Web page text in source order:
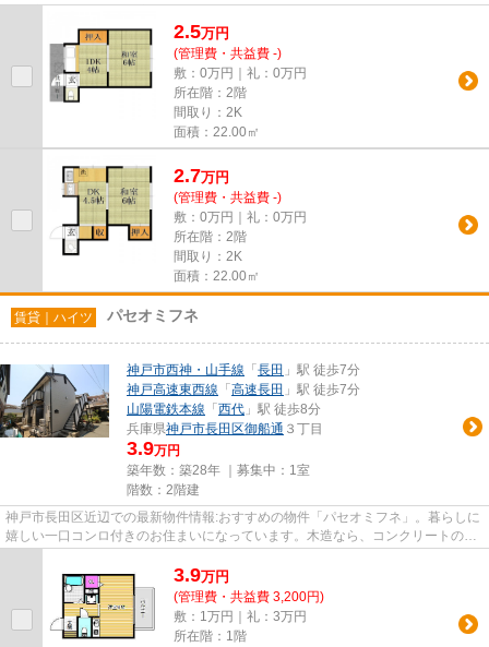
2.5万円
(管理費・共益費 -)
敷：0万円｜礼：0万円
所在階：2階
間取り：2K
面積：22.00㎡
2.7万円
(管理費・共益費 -)
敷：0万円｜礼：0万円
所在階：2階
間取り：2K
面積：22.00㎡
賃貸｜ハイツ パセオミフネ
神戸市西神・山手線 「 長田 」駅 徒歩7分
神戸高速東西線 「 高速長田 」駅 徒歩7分
山陽電鉄本線 「 西代 」駅 徒歩8分
兵庫県神戸市長田区御船通 ３丁目
3.9万円
築年数：築28年 ｜募集中： 1室
階数：2階建
神戸市長田区近辺での最新物件情報:おすすめの物件「パセオミフネ」。暮らしに
嬉しい一口コンロ付きのお住まいになっています。木造なら、コンクリートの建
3.9万円
(管理費・共益費 3,200円)
敷：1万円｜礼：3万円
所在階：1階